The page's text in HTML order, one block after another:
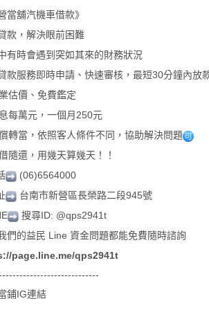
當舖汽機車借款》
款，解決眼前困難
有時會遇到突如其來的財務狀況
款服務即時申請、快速審核，最短30分鐘內放
估價、免費鑑定
每萬元，一個月 250元
轉當，依照客人條件不同，協助解決問題
隨還，用幾天算幾天！！
(06)6564000
台南市新營區長榮路二段945號
搜尋ID: @qps2941t
們的益民 Line 資金問題都能免費隨時諮詢
page.line.me/qps2941t
鋪IG連結